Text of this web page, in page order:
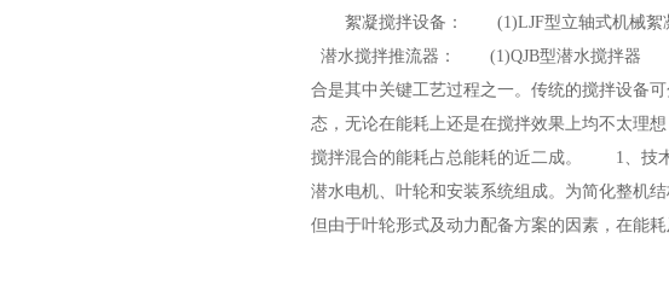
絮凝搅拌设备： (1)LJF型立轴式机械
潜水搅拌推流器： (1)QJB型潜水搅拌器
合是其中关键工艺过程之一。传统的搅拌设备
态，无论在能耗上还是在搅拌效果上均不太理
搅拌混合的能耗占总能耗的近二成。 1、技
潜水电机、叶轮和安装系统组成。为简化整机
但由于叶轮形式及动力配备方案的因素，在能